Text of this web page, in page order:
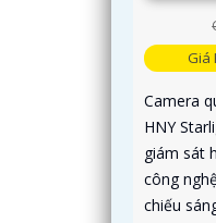
Giá
Camera
HNY
giám sát
công
chiếu